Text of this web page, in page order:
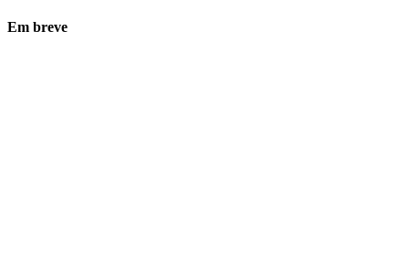
Em breve